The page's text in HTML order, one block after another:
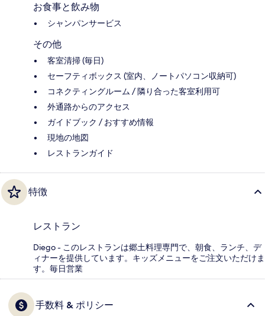
お食事と飲み物
シャンパンサービス
その他
客室清掃 (毎日)
セーフティボックス (室内、ノートパソコン収納可)
コネクティングルーム / 隣り合った客室利用可
外通路からのアクセス
ガイドブック / おすすめ情報
現地の地図
レストランガイド
特徴
レストラン
Diego - このレストランは郷土料理専門で、朝食、ランチ、デ
ィナーを提供しています。キッズメニューをご注文いただけま
す。毎日営業
手数料 & ポリシー